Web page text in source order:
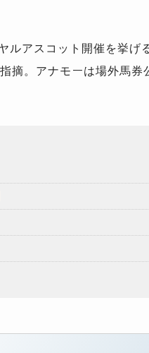
アスコット開催を挙げる
摘。アナモーは場外馬券